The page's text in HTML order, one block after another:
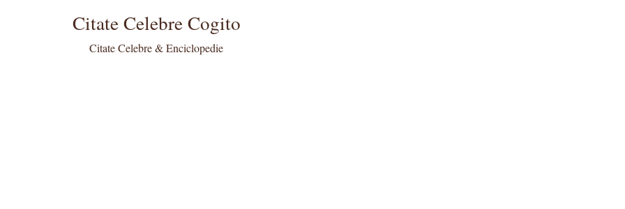
Citate Celebre Cogito
Citate Celebre & Enciclopedie